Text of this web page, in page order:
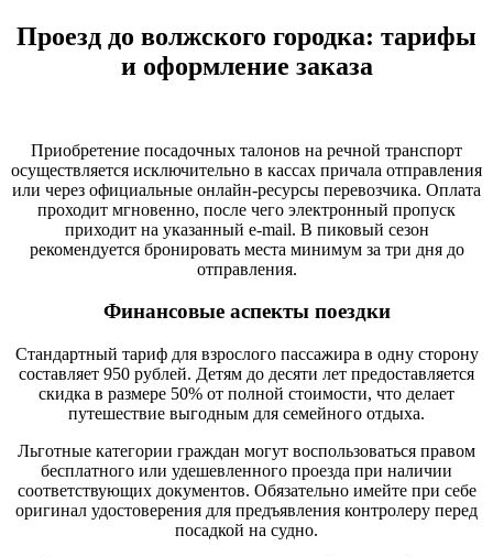
Проезд до волжского городка: тарифы
и оформление заказа
Приобретение посадочных талонов на речной транспорт
осуществляется исключительно в кассах причала отправления
или через официальные онлайн-ресурсы перевозчика. Оплата
проходит мгновенно, после чего электронный пропуск
приходит на указанный e-mail. В пиковый сезон
рекомендуется бронировать места минимум за три дня до
отправления.
Финансовые аспекты поездки
Стандартный тариф для взрослого пассажира в одну сторону
составляет 950 рублей. Детям до десяти лет предоставляется
скидка в размере 50% от полной стоимости, что делает
путешествие выгодным для семейного отдыха.
Льготные категории граждан могут воспользоваться правом
бесплатного или удешевленного проезда при наличии
соответствующих документов. Обязательно имейте при себе
оригинал удостоверения для предъявления контролеру перед
посадкой на судно.